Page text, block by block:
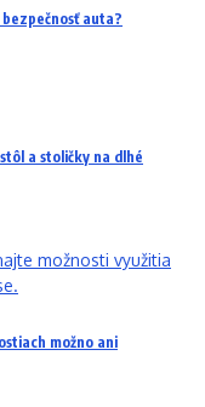
auta?
a stoličky na dlhé
možno ani